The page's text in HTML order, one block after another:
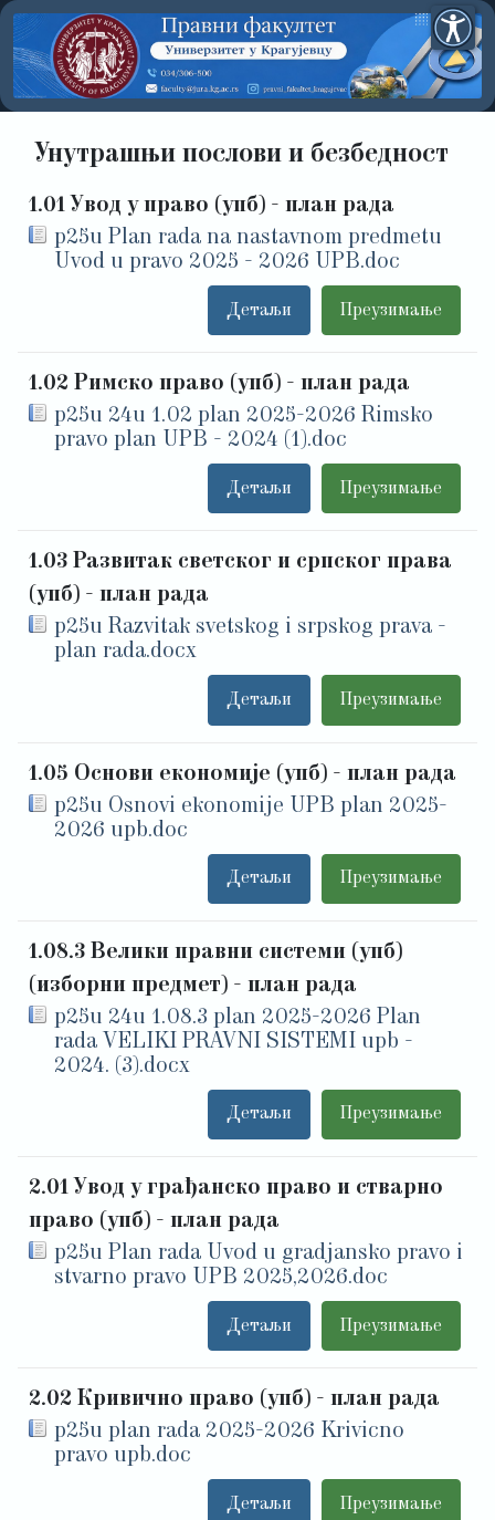
Унутрашњи послови и безбедност
1.01 Увод у право (упб) - план рада
p25u Plan rada na nastavnom predmetu
Uvod u pravo 2025 - 2026 UPB.doc
Преузимање
Детаљи
1.02 Римско право (упб) - план рада
p25u 24u 1.02 plan 2025-2026 Rimsko
pravo plan UPB - 2024 (1).doc
Преузимање
Детаљи
1.03 Развитак светског и српског права
(упб) - план рада
p25u Razvitak svetskog i srpskog prava -
plan rada.docx
Преузимање
Детаљи
1.05 Основи економије (упб) - план рада
p25u Osnovi ekonomije UPB plan 2025-
2026 upb.doc
Преузимање
Детаљи
1.08.3 Велики правни системи (упб)
(изборни предмет) - план рада
p25u 24u 1.08.3 plan 2025-2026 Plan
rada VELIKI PRAVNI SISTEMI upb -
2024. (3).docx
Преузимање
Детаљи
2.01 Увод у грађанско право и стварно
право (упб) - план рада
p25u Plan rada Uvod u gradjansko pravo i
stvarno pravo UPB 2025,2026.doc
Преузимање
Детаљи
2.02 Кривично право (упб) - план рада
p25u plan rada 2025-2026 Krivicno
pravo upb.doc
Преузимање
Детаљи